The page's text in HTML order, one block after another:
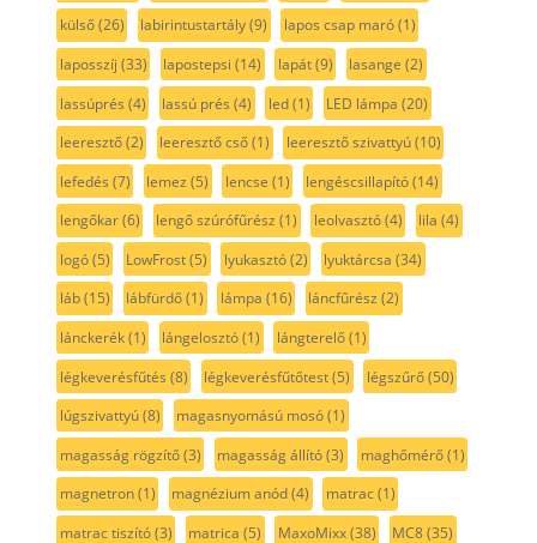
külső(26) labirintustartály(9) lapos csap maró(1)
laposszíj (33) lapostepsi (14) lapát(9) lasange (2)
lassúprés (4) lassú prés (4) led(1) LED lámpa (20)
leeresztő(2) leeresztő cső(1) leeresztő szivattyú(10)
lefedés (7) lemez (5) lencse (1) lengéscsillapító(14)
lengőkar(6) lengő szúrófűrész (1) leolvasztó(4) lila (4)
logó(5) LowFrost(5) lyukasztó(2) lyuktárcsa (34)
láb(15) lábfürdő(1) lámpa (16) láncfűrész (2)
lánckerék(1) lángelosztó(1) lángterelő(1)
légkeverésfűtés (8) légkeverésfűtőtest(5) légszűrő(50)
lúgszivattyú(8) magasnyomású mosó(1)
magasság rögzítő(3) magasság állító(3) maghőmérő(1)
magnetron(1) magnézium anód(4) matrac(1)
matrac tiszító(3) matrica (5) MaxoMixx(38) MC8(35)